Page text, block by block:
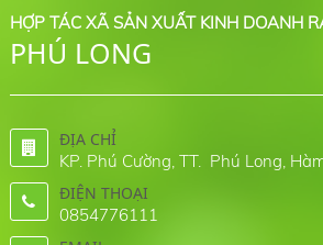
HỢP TÁC XÃ SẢN XUẤT KINH DOANH
PHÚ LONG
ĐỊA CHỈ
KP. Phú Cường, TT. Phú Long,
ĐIỆN THOẠI
0854776111